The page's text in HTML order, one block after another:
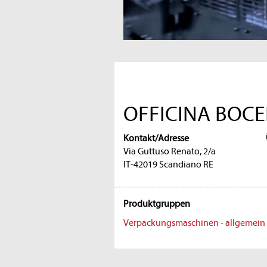
OFFICINA
Kontakt/Adresse
Via Guttuso Renato, 2/a
IT-42019 Scandiano RE
Produktgruppen
Verpackungsmaschinen - allgemein